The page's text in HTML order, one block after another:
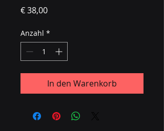
€ 38,00Preis
Anzahl *
In den Warenkorb